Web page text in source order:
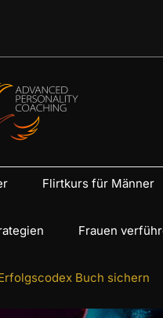
Flirtkurs für Männer
Frauen
Buch sichern